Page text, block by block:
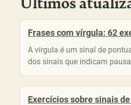
Frases com vírgula: 62
A vírgula é um sinal de
dos sinais que indicam
Exercícios sobre sinais